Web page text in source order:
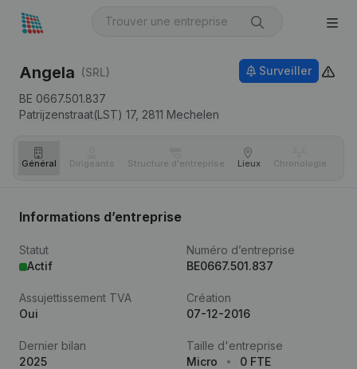
Angela (SRL)
BE 0667.501.837
Patrijzenstraat(LST) 17, 2811 Mechelen
Surveiller
Général Dirigeants Structure d'entreprise Lieux Chronologie
Informations d’entreprise
Statut
Actif
Numéro d’entreprise
BE0667.501.837
Assujettissement TVA
Oui
Création
07-12-2016
Dernier bilan
2025
Taille d'entreprise
Micro
0 FTE